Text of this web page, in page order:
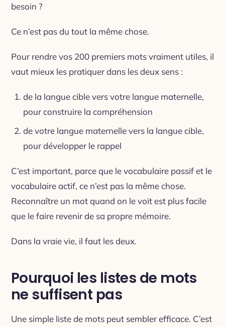
besoin ?
Ce n’est pas du tout la même chose.
Pour rendre vos 200 premiers mots vraiment utiles, il
vaut mieux les pratiquer dans les deux sens :
de la langue cible vers votre langue maternelle,
pour construire la compréhension
de votre langue maternelle vers la langue cible,
pour développer le rappel
C’est important, parce que le vocabulaire passif et le
vocabulaire actif, ce n’est pas la même chose.
Reconnaître un mot quand on le voit est plus facile
que le faire revenir de sa propre mémoire.
Dans la vraie vie, il faut les deux.
Pourquoi les listes de mots
ne suffisent pas
Une simple liste de mots peut sembler efficace. C’est